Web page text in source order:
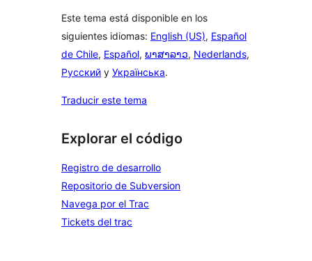
Este tema está disponible en los
siguientes idiomas: English (US), Español
de Chile, Español, ພາສາລາວ, Nederlands,
Русский y Українська.
Traducir este tema
Explorar el código
Registro de desarrollo
Repositorio de Subversion
Navega por el Trac
Tickets del trac